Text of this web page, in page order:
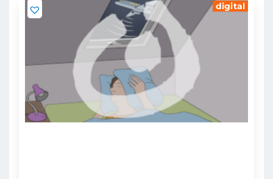
digital